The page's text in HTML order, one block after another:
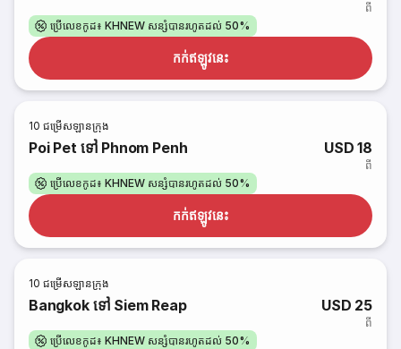
ពី
ប្រើលេខកូដ៖ KHNEW សន្សំបានរហូតដល់ 50%
កក់​ឥឡូវនេះ
10 ជម្រើសឡានក្រុង
Poi Pet ទៅ Phnom Penh USD 18
ពី
ប្រើលេខកូដ៖ KHNEW សន្សំបានរហូតដល់ 50%
កក់​ឥឡូវនេះ
10 ជម្រើសឡានក្រុង
Bangkok ទៅ Siem Reap USD 25
ពី
ប្រើលេខកូដ៖ KHNEW សន្សំបានរហូតដល់ 50%